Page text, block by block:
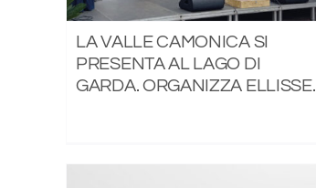
LA VALLE CAMONICA SI
PRESENTA AL LAGO DI
GARDA. ORGANIZZA ELLISSE.